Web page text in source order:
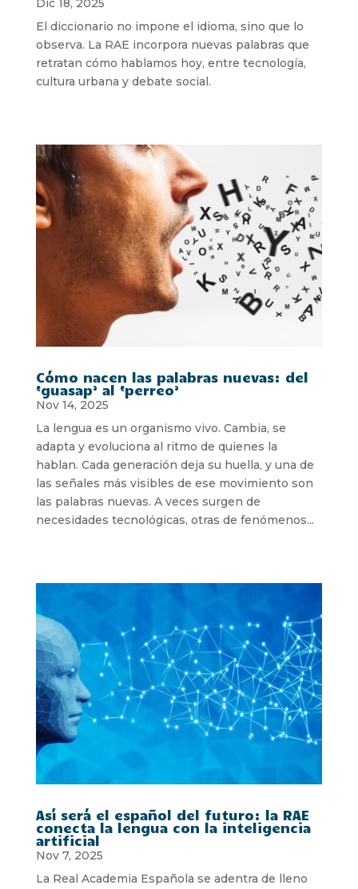
Dic 18, 2025
El diccionario no impone el idioma, sino que lo
observa. La RAE incorpora nuevas palabras que
retratan cómo hablamos hoy, entre tecnología,
cultura urbana y debate social.
Cómo nacen las palabras nuevas: del
‘guasap’ al ‘perreo’
Nov 14, 2025
La lengua es un organismo vivo. Cambia, se
adapta y evoluciona al ritmo de quienes la
hablan. Cada generación deja su huella, y una de
las señales más visibles de ese movimiento son
las palabras nuevas. A veces surgen de
necesidades tecnológicas, otras de fenómenos...
Así será el español del futuro: la RAE
conecta la lengua con la inteligencia
artificial
Nov 7, 2025
La Real Academia Española se adentra de lleno